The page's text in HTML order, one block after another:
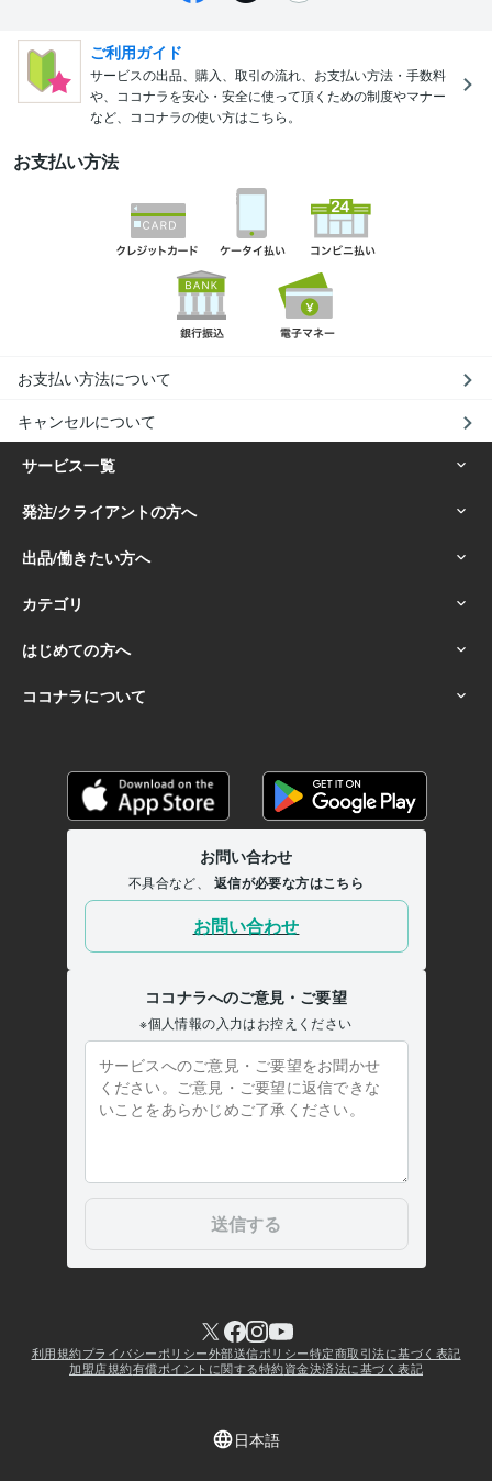
ご利用ガイド
サービスの出品、購入、取引の流れ、お支払い方法・手数料
や、ココナラを安心・安全に使って頂くための制度やマナー
など、ココナラの使い方はこちら。
お支払い方法
お支払い方法について
キャンセルについて